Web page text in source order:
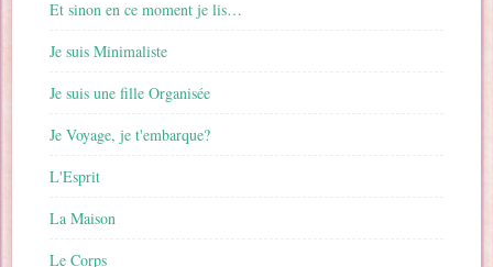
Et sinon en ce moment je lis…
Je suis Minimaliste
Je suis une fille Organisée
Je Voyage, je t'embarque?
L'Esprit
La Maison
Le Corps